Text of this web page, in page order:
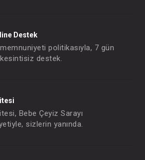
Destek
politikasıyla, 7 gün
destek.
Bebe Çeyiz Sarayı
sizlerin yanında.